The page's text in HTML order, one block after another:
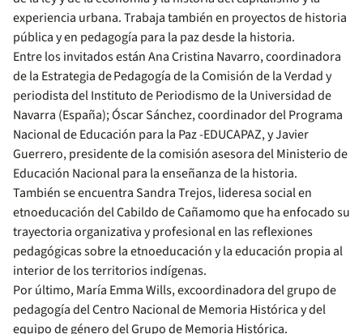
experiencia urbana. Trabaja también en proyectos de historia
pública y en pedagogía para la paz desde la historia.
Entre los invitados están Ana Cristina Navarro, coordinadora
de la Estrategia de Pedagogía de la Comisión de la Verdad y
periodista del Instituto de Periodismo de la Universidad de
Navarra (España); Óscar Sánchez, coordinador del Programa
Nacional de Educación para la Paz -EDUCAPAZ, y Javier
Guerrero, presidente de la comisión asesora del Ministerio de
Educación Nacional para la enseñanza de la historia.
También se encuentra Sandra Trejos, lideresa social en
etnoeducación del Cabildo de Cañamomo que ha enfocado su
trayectoria organizativa y profesional en las reflexiones
pedagógicas sobre la etnoeducación y la educación propia al
interior de los territorios indígenas.
Por último, María Emma Wills, excoordinadora del grupo de
pedagogía del Centro Nacional de Memoria Histórica y del
equipo de género del Grupo de Memoria Histórica.